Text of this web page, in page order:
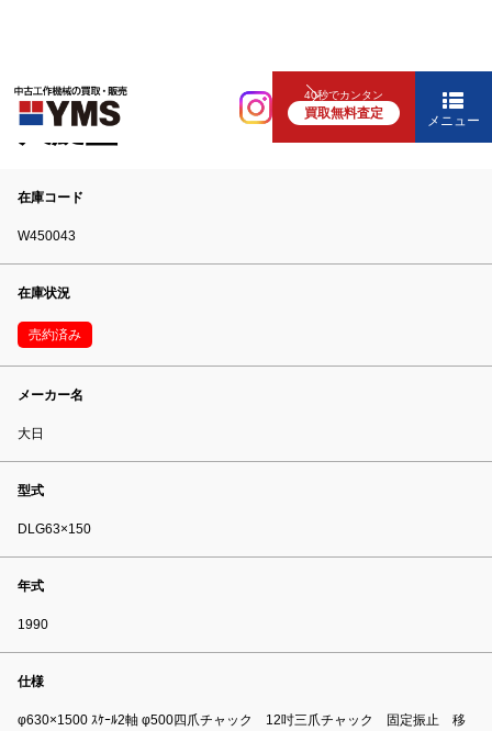
40秒でカンタン
買取無料査定 メニュー
汎用旋盤
9尺旋盤
在庫コード
W450043
在庫状況
売約済み
メーカー名
大日
型式
DLG63×150
年式
1990
仕様
φ630×1500 ｽｹｰﾙ2軸 φ500四爪チャック 12吋三爪チャック 固定振止 移